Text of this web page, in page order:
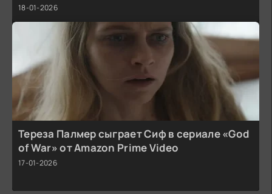
18-01-2026
Тереза Палмер сыграет Сиф в сериале «God
of War» от Amazon Prime Video
17-01-2026